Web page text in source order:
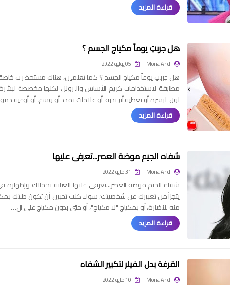
قراءة المزيد
هل جربتِ يوماً مكياج الجسم ؟
Mona Aridi
هل جربتِ يوماً مكياج الجسم ؟ كما تعلمين، هناك مستحضرات خاصة
مطابقة لاستخدامات كريم الأساس والبرونزر، لكنها مخصصة
لون البشرة أو تغطية أثر ندبة، أو علامات تمدد أو وشم، أو أوعية
قراءة المزيد
شفاه الجيم موضة العصر...تعرفي عليها
Mona Aridi
شفاه الجيم موضة العصر...تعرفي عليها العناية بجمالك
يتجزأ من تعبيرك عن شخصيتك؛ سواء كنت تحبين أن تكون طلتك
منه للنضارة، أو بمكياج "لا مكياج"، أو حتى بدون مكياج على ال…
قراءة المزيد
القرفة بدل الفيلر لتكبير الشفاه
Mona Aridi